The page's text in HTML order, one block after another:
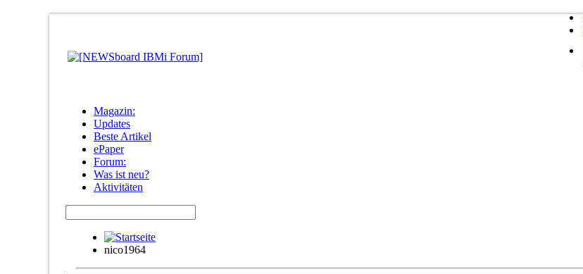
Magazin:
Updates
Beste Artikel
ePaper
Forum:
Was ist neu?
Aktivitäten
nico1964